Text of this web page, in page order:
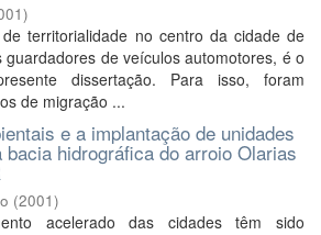
)
territorialidade no centro da cidade de
de veículos automotores, é o
dissertação. Para isso, foram
de migração ...
e a implantação de unidades
hidrográfica do arroio Olarias
(2001)
acelerado das cidades têm sido